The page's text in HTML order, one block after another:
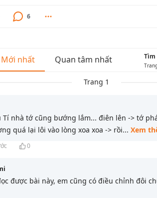
6
Mới nhất Quan tâm nhất
Trang 1
Tí nhà tớ cũng bướng lắm... điên lên -> tớ
quá lại lôi vào lòng xoa xoa -> rồi... Xem
0
được bài này, em cũng có điều chỉnh đôi